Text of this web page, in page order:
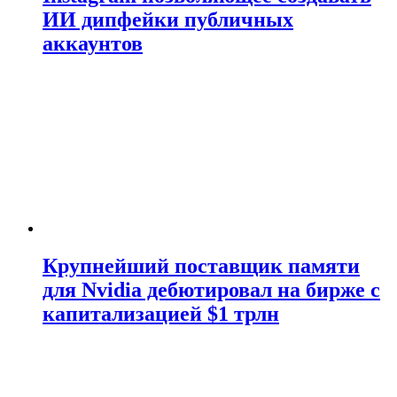
ИИ дипфейки публичных
аккаунтов
Крупнейший поставщик памяти
для Nvidia дебютировал на бирже с
капитализацией $1 трлн